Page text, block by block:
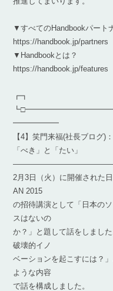
▼すべてのHandbookパート
https://handbook.jp/partners
▼Handbookとは？
https://handbook.jp/features
┏┓
━━━━━━
【4】笑門来福(社長ブログ)
「べき」と「たい」
2月3日（火）に開催された
AN 2015
の招待講演として「日本の
スはないの
か？」と題して話をしまし
破壊的イノ
ベーションを起こすには？
ような内容
で話を構成しました。